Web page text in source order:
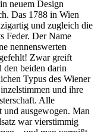
neuem Design
Das 1788 in Wien
und zugleich die
Feder. Der Name
nennenswerten
Zwar greift
den beiden darin
Typus des Wiener
und ihre
Alle
ausgewogen. Man
war vierstimmig